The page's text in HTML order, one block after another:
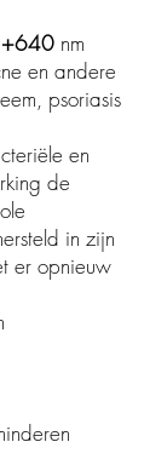
nm
en andere
psoriasis
en
de
in zijn
er opnieuw